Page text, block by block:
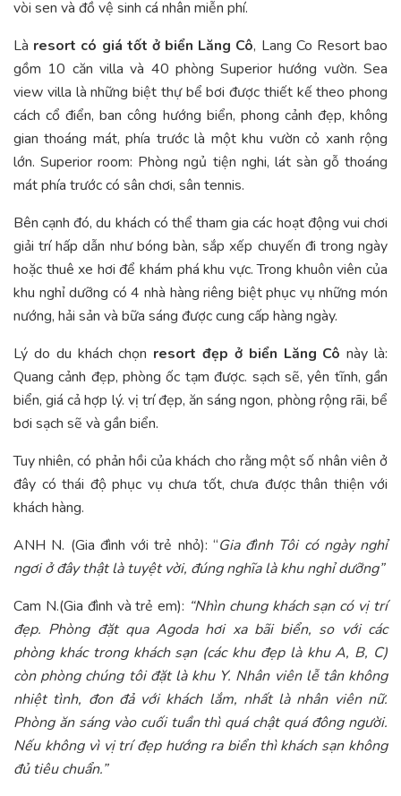
vòi sen và đồ vệ sinh cá nhân miễn phí.
Là resort có giá tốt ở biển Lăng Cô, Lang Co Resort bao
gồm 10 căn villa và 40 phòng Superior hướng vườn. Sea
view villa là những biệt thự bể bơi được thiết kế theo phong
cách cổ điển, ban công hướng biển, phong cảnh đẹp, không
gian thoáng mát, phía trước là một khu vườn cỏ xanh rộng
lớn. Superior room: Phòng ngủ tiện nghi, lát sàn gỗ thoáng
mát phía trước có sân chơi, sân tennis.
Bên cạnh đó, du khách có thể tham gia các hoạt động vui chơi
giải trí hấp dẫn như bóng bàn, sắp xếp chuyến đi trong ngày
hoặc thuê xe hơi để khám phá khu vực. Trong khuôn viên của
khu nghỉ dưỡng có 4 nhà hàng riêng biệt phục vụ những món
nướng, hải sản và bữa sáng được cung cấp hàng ngày.
Lý do du khách chọn resort đẹp ở biển Lăng Cô này là:
Quang cảnh đẹp, phòng ốc tạm được. sạch sẽ, yên tĩnh, gần
biển, giá cả hợp lý. vị trí đẹp, ăn sáng ngon, phòng rộng rãi, bể
bơi sạch sẽ và gần biển.
Tuy nhiên, có phản hồi của khách cho rằng một số nhân viên ở
đây có thái độ phục vụ chưa tốt, chưa được thân thiện với
khách hàng.
ANH N. (Gia đình với trẻ nhỏ): “Gia đình Tôi có ngày nghỉ
ngơi ở đây thật là tuyệt vời, đúng nghĩa là khu nghỉ dưỡng”
Cam N.(Gia đình và trẻ em): “Nhìn chung khách sạn có vị trí
đẹp. Phòng đặt qua Agoda hơi xa bãi biển, so với các
phòng khác trong khách sạn (các khu đẹp là khu A, B, C)
còn phòng chúng tôi đặt là khu Y. Nhân viên lễ tân không
nhiệt tình, đon đả với khách lắm, nhất là nhân viên nữ.
Phòng ăn sáng vào cuối tuần thì quá chật quá đông người.
Nếu không vì vị trí đẹp hướng ra biển thì khách sạn không
đủ tiêu chuẩn.”